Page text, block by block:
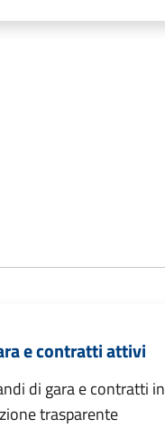
e contratti attivi
di gara e contratti in
trasparente